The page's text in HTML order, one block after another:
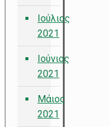
Ιούλιος
2021
Ιούνιος
2021
Μάιος
2021